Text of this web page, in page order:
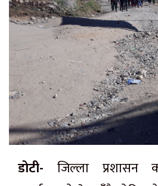
डोटी- जिल्ला प्रशासन